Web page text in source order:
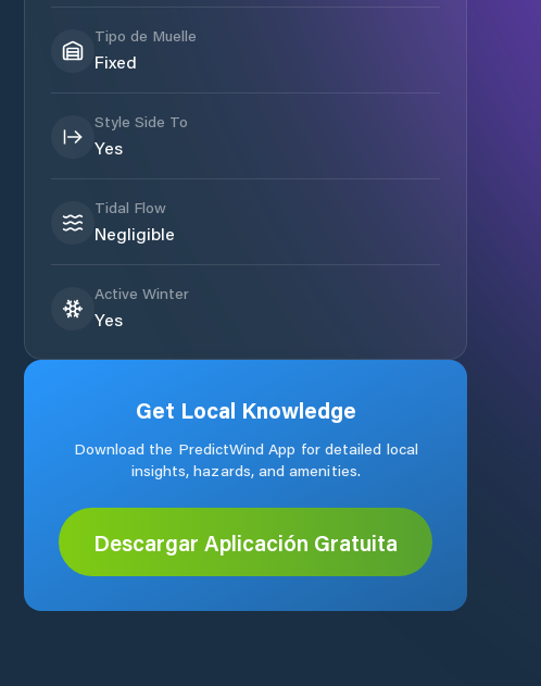
Tipo de Muelle
Fixed
Style Side To
Yes
Tidal Flow
Negligible
Active Winter
Yes
Get Local Knowledge
Download the PredictWind App for detailed local
insights, hazards, and amenities.
Descargar Aplicación Gratuita